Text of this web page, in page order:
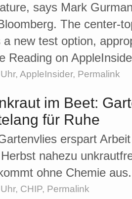
says Mark
The center-
new test option,
Reading on
AppleInsider, Permalink
im Beet:
für Ruhe
erspart
nahezu
ohne Chemie aus.
CHIP, Permalink